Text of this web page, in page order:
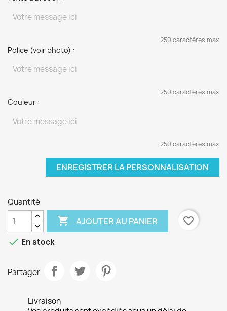
250 caractères max
Police (voir photo) :
250 caractères max
Couleur :
250 caractères max
ENREGISTRER LA PERSONNALISATION
Quantité
 AJOUTER AU PANIER
favorite_border
 En stock
Partager
Livraison